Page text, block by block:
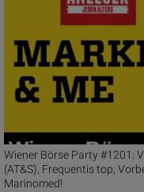
Wiener Börse Party #1201:
(AT&S), Frequentis top,
Marinomed!